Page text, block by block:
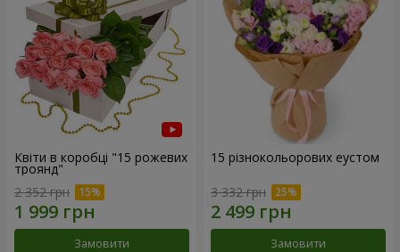
Квіти в коробці "15 рожевих
троянд"
2 352 грн
Замовити
15 різнокольорових еустом
3 332 грн
Замовити